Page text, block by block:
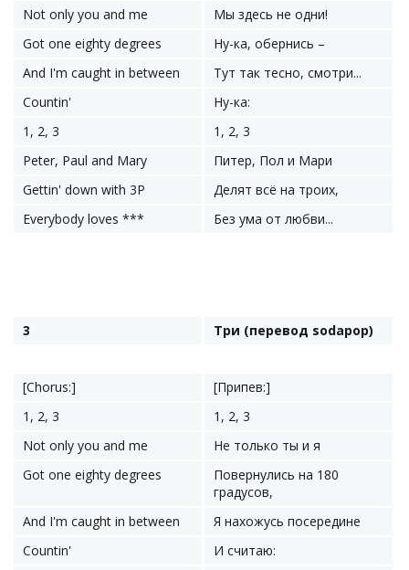
Not only you and me
Мы здесь не одни!
Got one eighty degrees
Ну-ка, обернись –
And I'm caught in between
Тут так тесно, смотри...
Countin'
Ну-ка:
1, 2, 3
1, 2, 3
Peter, Paul and Mary
Питер, Пол и Мари
Gettin' down with 3P
Делят всё на троих,
Everybody loves ***
Без ума от любви...
3 Три (перевод sodapop)
[Chorus:]
[Припев:]
1, 2, 3
1, 2, 3
Not only you and me
Не только ты и я
Got one eighty degrees
Повернулись на 180
градусов,
And I'm caught in between
Я нахожусь посередине
Countin'
И считаю: